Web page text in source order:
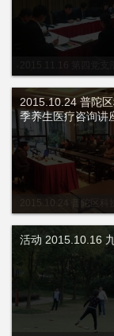
2015.11.16 第四党支
2015.10.24 普陀区科
2015.10.24 普陀
季养生医疗咨询讲
活动 2015.10.16